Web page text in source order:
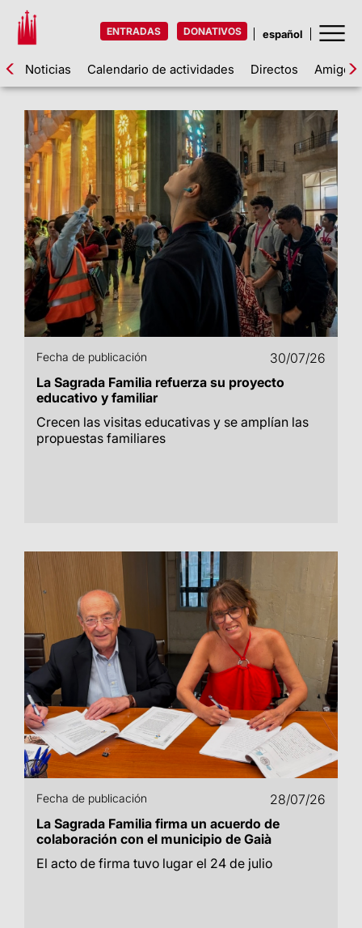
ENTRADAS DONATIVOS
Noticias Calendario de actividades Directos Amigos
Fecha de publicación
30/07/26
La Sagrada Familia refuerza su proyecto
educativo y familiar
Crecen las visitas educativas y se amplían las
propuestas familiares
Fecha de publicación
28/07/26
La Sagrada Familia firma un acuerdo de
colaboración con el municipio de Gaià
El acto de firma tuvo lugar el 24 de julio